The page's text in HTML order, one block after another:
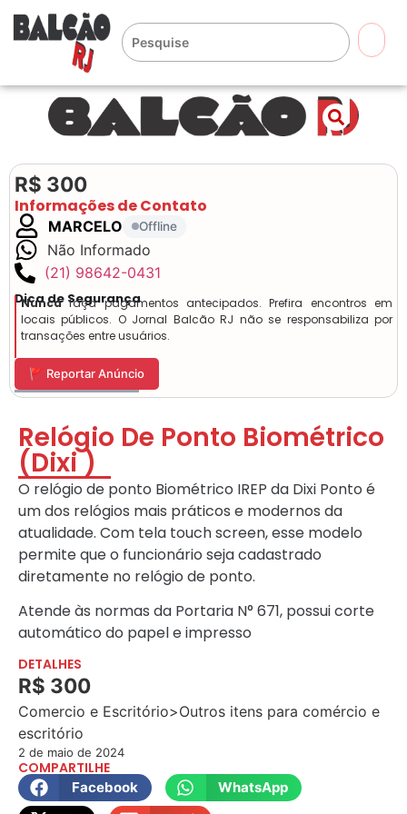
R$ 300
Informações de Contato
MARCELO Offline
Não Informado
(21) 98642-0431
Dica de Segurança
Nuncafaça pagamentos antecipados. Prefira encontros em
locais públicos. O Jornal Balcão RJ não se responsabiliza por
transações entre usuários.
🚩 Reportar Anúncio
Relógio De Ponto Biométrico
(Dixi )
O relógio de ponto Biométrico IREP da Dixi Ponto é
um dos relógios mais práticos e modernos da
atualidade. Com tela touch screen, esse modelo
permite que o funcionário seja cadastrado
diretamente no relógio de ponto.
Atende às normas da Portaria N° 671, possui corte
automático do papel e impresso
DETALHES
R$ 300
Comercio e Escritório>Outros itens para comércio e
escritório
2 de maio de 2024
COMPARTILHE
Facebook
WhatsApp